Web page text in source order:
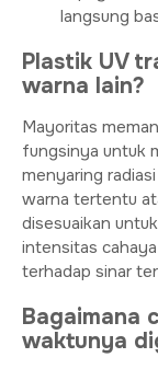
langsung
Plastik UV
warna lain?
Mayoritas
fungsinya untuk
menyaring
warna tertentu
disesuaikan
intensitas
terhadap sinar
Bagaimana
waktunya